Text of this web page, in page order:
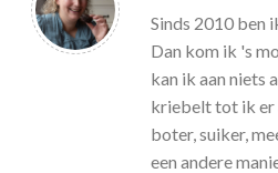
Sinds 2010 ben
Dan kom ik 's
kan ik aan niets
kriebelt tot ik er
boter, suiker,
een andere